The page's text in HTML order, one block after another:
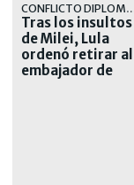
CONFLICTO
Tras los insultos
de Milei, Lula
ordenó retirar al
embajador de